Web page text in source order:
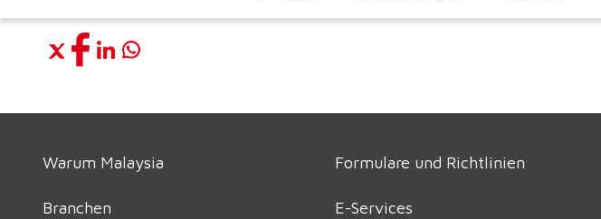
Warum Malaysia
Branchen
Formulare und Richtlinien
E-Services